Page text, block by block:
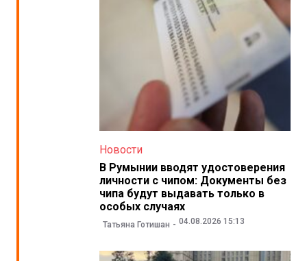
Новости
В Румынии вводят удостоверения
личности с чипом: Документы без
чипа будут выдавать только в
особых случаях
Татьяна Готишан 04.08.2026 15:13